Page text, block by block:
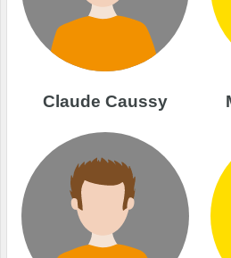
Claude Caussy